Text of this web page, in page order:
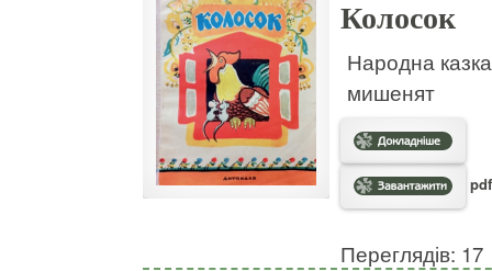
Колосок
Народна
мишенят
Переглядів: 17